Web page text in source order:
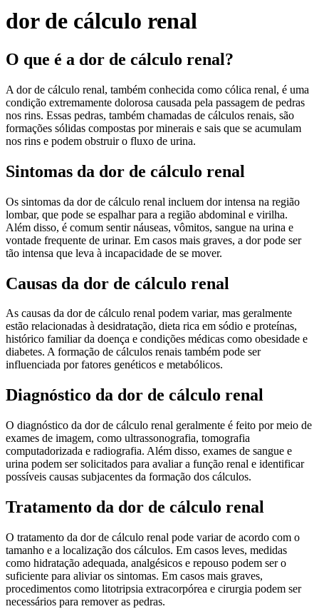
dor de cálculo renal
O que é a dor de cálculo renal?
A dor de cálculo renal, também conhecida como cólica renal, é uma
condição extremamente dolorosa causada pela passagem de pedras
nos rins. Essas pedras, também chamadas de cálculos renais, são
formações sólidas compostas por minerais e sais que se acumulam
nos rins e podem obstruir o fluxo de urina.
Sintomas da dor de cálculo renal
Os sintomas da dor de cálculo renal incluem dor intensa na região
lombar, que pode se espalhar para a região abdominal e virilha.
Além disso, é comum sentir náuseas, vômitos, sangue na urina e
vontade frequente de urinar. Em casos mais graves, a dor pode ser
tão intensa que leva à incapacidade de se mover.
Causas da dor de cálculo renal
As causas da dor de cálculo renal podem variar, mas geralmente
estão relacionadas à desidratação, dieta rica em sódio e proteínas,
histórico familiar da doença e condições médicas como obesidade e
diabetes. A formação de cálculos renais também pode ser
influenciada por fatores genéticos e metabólicos.
Diagnóstico da dor de cálculo renal
O diagnóstico da dor de cálculo renal geralmente é feito por meio de
exames de imagem, como ultrassonografia, tomografia
computadorizada e radiografia. Além disso, exames de sangue e
urina podem ser solicitados para avaliar a função renal e identificar
possíveis causas subjacentes da formação dos cálculos.
Tratamento da dor de cálculo renal
O tratamento da dor de cálculo renal pode variar de acordo com o
tamanho e a localização dos cálculos. Em casos leves, medidas
como hidratação adequada, analgésicos e repouso podem ser o
suficiente para aliviar os sintomas. Em casos mais graves,
procedimentos como litotripsia extracorpórea e cirurgia podem ser
necessários para remover as pedras.